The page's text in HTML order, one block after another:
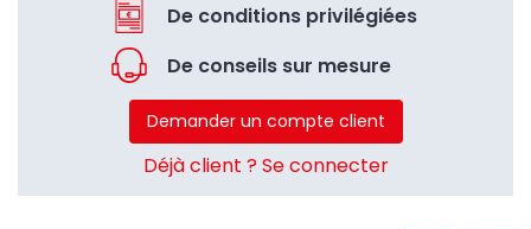
De conditions privilégiées
De conseils sur mesure
Demander un compte client
Déjà client ? Se connecter